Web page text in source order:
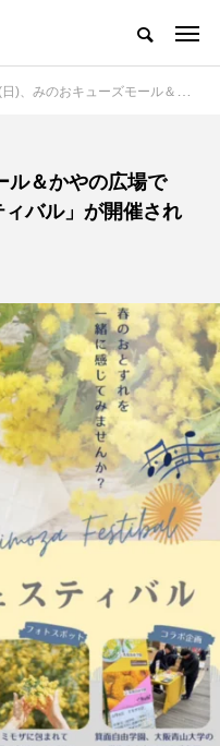
おキューズモール＆かやの広場で「第2回 箕面ミモザフェスティバル」が開催されるみたい。
ル＆かやの広場で
ィバル」が開催され